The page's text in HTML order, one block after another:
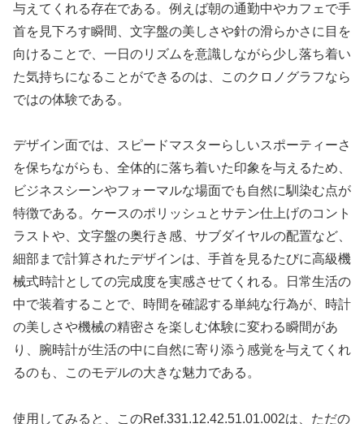
与えてくれる存在である。例えば朝の通勤中やカフェで手
首を見下ろす瞬間、文字盤の美しさや針の滑らかさに目を
向けることで、一日のリズムを意識しながら少し落ち着い
た気持ちになることができるのは、このクロノグラフなら
ではの体験である。
デザイン面では、スピードマスターらしいスポーティーさ
を保ちながらも、全体的に落ち着いた印象を与えるため、
ビジネスシーンやフォーマルな場面でも自然に馴染む点が
特徴である。ケースのポリッシュとサテン仕上げのコント
ラストや、文字盤の奥行き感、サブダイヤルの配置など、
細部まで計算されたデザインは、手首を見るたびに高級機
械式時計としての完成度を実感させてくれる。日常生活の
中で装着することで、時間を確認する単純な行為が、時計
の美しさや機械の精密さを楽しむ体験に変わる瞬間があ
り、腕時計が生活の中に自然に寄り添う感覚を与えてくれ
るのも、このモデルの大きな魅力である。
使用してみると、このRef.331.12.42.51.01.002は、ただの